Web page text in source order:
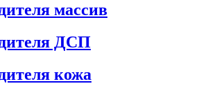
массив
ДСП
кожа